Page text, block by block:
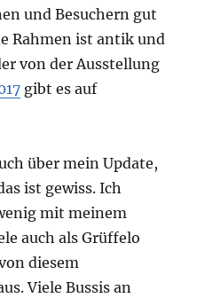
und Besuchern gut
Rahmen ist antik und
von der Ausstellung
gibt es auf
über mein Update,
ist gewiss. Ich
mit meinem
auch als Grüffelo
diesem
Viele Bussis an